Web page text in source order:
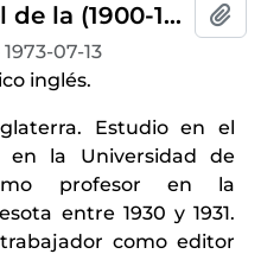
Bédoyère, Michael de la (1900-1973)
07-13
inglés.
Estudio en el
en la Universidad de
profesor en la
entre 1930 y 1931.
como editor